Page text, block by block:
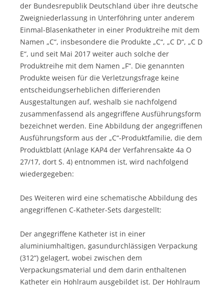
der Bundesrepublik Deutschland über ihre deutsche
Zweigniederlassung in Unterföhring unter anderem
Einmal-Blasenkatheter in einer Produktreihe mit dem
Namen „C“, insbesondere die Produkte „C“, „C D“, „C D
E“, und seit Mai 2017 weiter auch solche der
Produktreihe mit dem Namen „F“. Die genannten
Produkte weisen für die Verletzungsfrage keine
entscheidungserheblichen differierenden
Ausgestaltungen auf, weshalb sie nachfolgend
zusammenfassend als angegriffene Ausführungsform
bezeichnet werden. Eine Abbildung der angegriffenen
Ausführungsform aus der „C“-Produktfamilie, die dem
Produktblatt (Anlage KAP4 der Verfahrensakte 4a O
27/17, dort S. 4) entnommen ist, wird nachfolgend
wiedergegeben:
Des Weiteren wird eine schematische Abbildung des
angegriffenen C-Katheter-Sets dargestellt:
Der angegriffene Katheter ist in einer
aluminiumhaltigen, gasundurchlässigen Verpackung
(312“) gelagert, wobei zwischen dem
Verpackungsmaterial und dem darin enthaltenen
Katheter ein Hohlraum ausgebildet ist. Der Hohlraum